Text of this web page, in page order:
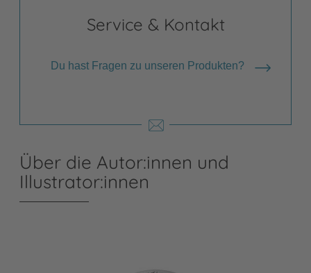
Service & Kontakt
Du hast Fragen zu unseren Produkten?
Über die Autor:innen und
Illustrator:innen